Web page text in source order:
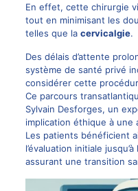
En effet, cette chirurgie
tout en minimisant les
telles que la cervicalgie.
Des délais d’attente
système de santé privé
considérer cette
Ce parcours
Sylvain Desforges, un
implication éthique à une
Les patients bénéficient
l’évaluation initiale
assurant une transition